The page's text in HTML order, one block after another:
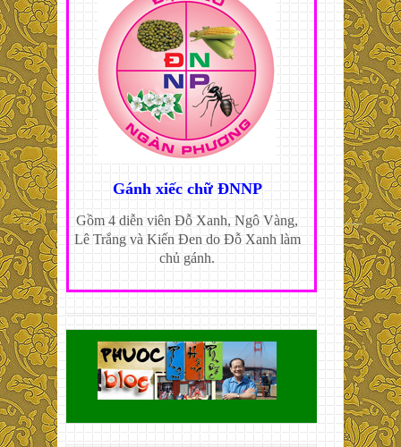
Gánh xiếc chữ ĐNNP
Gồm 4 diễn viên Đỗ Xanh, Ngô Vàng,
Lê Trắng và Kiến Đen do Đỗ Xanh làm
chủ gánh.